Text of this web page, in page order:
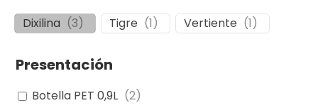
Dixilina (3) Tigre (1) Vertiente (1)
Presentación
Botella PET 0,9L (2)